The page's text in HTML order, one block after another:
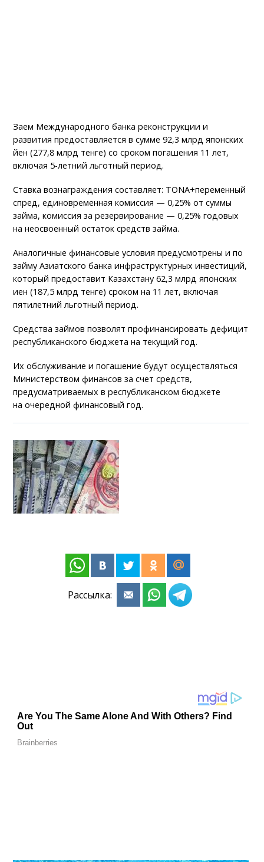
Заем Международного банка реконструкции и
развития предоставляется в сумме 92,3 млрд японских
йен (277,8 млрд тенге) со сроком погашения 11 лет,
включая 5-летний льготный период.
Ставка вознаграждения составляет: TONA+переменный
спред, единовременная комиссия — 0,25% от суммы
займа, комиссия за резервирование — 0,25% годовых
на неосвоенный остаток средств займа.
Аналогичные финансовые условия предусмотрены и по
займу Азиатского банка инфраструктурных инвестиций,
который предоставит Казахстану 62,3 млрд японских
иен (187,5 млрд тенге) сроком на 11 лет, включая
пятилетний льготный период.
Средства займов позволят профинансировать дефицит
республиканского бюджета на текущий год.
Их обслуживание и погашение будут осуществляться
Министерством финансов за счет средств,
предусматриваемых в республиканском бюджете
на очередной финансовый год.
Рассылка: